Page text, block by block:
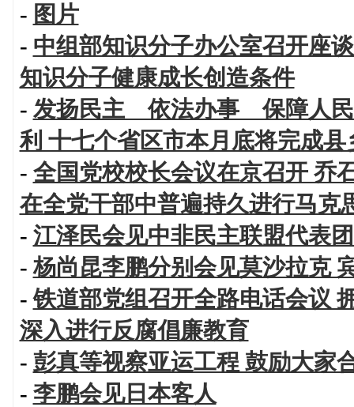
- 图片
- 中组部知识分子办公室召开座
知识分子健康成长创造条件
- 发扬民主 依法办事 保障人民
利 十七个省区市本月底将完成县
- 全国党校校长会议在京召开 乔
在全党干部中普遍持久进行马克
- 江泽民会见中非民主联盟代表
-杨尚昆李鹏分别会见莫沙拉克
-铁道部党组召开全路电话会议
深入进行反腐倡廉教育
- 彭真等视察亚运工程 鼓励大家
- 李鹏会见日本客人